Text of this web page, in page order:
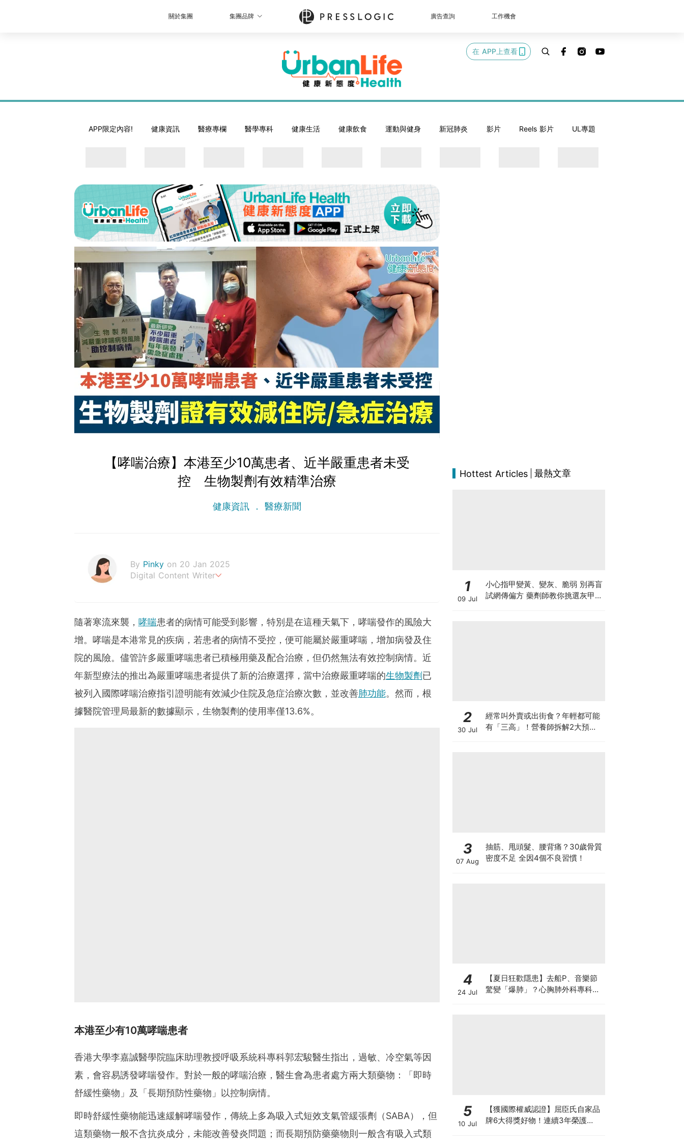
關於集團 集團品牌 廣告查詢 工作機會
在 APP上查看
APP限定內容! 健康資訊 醫療專欄 醫學專科 健康生活 健康飲食 運動與健身 新冠肺炎 影片 Reels 影片 UL專題
【哮喘治療】本港至少10萬患者、近半嚴重患者未受
控 生物製劑有效精準治療
健康資訊 醫療新聞
By Pinky on 20 Jan 2025
Digital Content Writer
隨著寒流來襲， 哮喘患者的病情可能受到影響，特別是在這種天氣下，哮喘發作的風險大
增。哮喘是本港常見的疾病，若患者的病情不受控，便可能屬於嚴重哮喘，增加病發及住
院的風險。儘管許多嚴重哮喘患者已積極用藥及配合治療，但仍然無法有效控制病情。近
年新型療法的推出為嚴重哮喘患者提供了新的治療選擇，當中治療嚴重哮喘的生物製劑已
被列入國際哮喘治療指引證明能有效減少住院及急症治療次數，並改善肺功能。然而，根
據醫院管理局最新的數據顯示，生物製劑的使用率僅13.6%。
本港至少有10萬哮喘患者
香港大學李嘉誠醫學院臨床助理教授呼吸系統科專科郭宏駿醫生指出，過敏、冷空氣等因
素，會容易誘發哮喘發作。對於一般的哮喘治療，醫生會為患者處方兩大類藥物：「即時
舒緩性藥物」及「長期預防性藥物」以控制病情。
即時舒緩性藥物能迅速緩解哮喘發作，傳統上多為吸入式短效支氣管緩張劑（SABA），但
這類藥物一般不含抗炎成分，未能改善發炎問題；而長期預防藥藥物則一般含有吸入式類
Hottest Articles 最熱文章
1
09 Jul
小心指甲變黃、變灰、脆弱 別再盲
試網傳偏方 藥劑師教你挑選灰甲產
2
30 Jul
經常叫外賣或出街食？年輕都可能
有「三高」！營養師拆解2大預防
3
07 Aug
抽筋、甩頭髮、腰背痛？30歲骨質
密度不足 全因4個不良習慣！
4
24 Jul
【夏日狂歡隱患】去船P、音樂節
驚變「爆肺」？心胸肺外科專科醫
5
10 Jul
【獲國際權威認證】屈臣氏自家品
牌6大得獎好物！連續3年榮護